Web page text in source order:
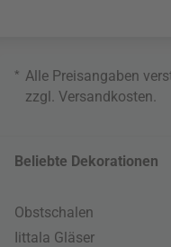
* Alle Preisangaben
zzgl. Versandkosten
Beliebte Dekorationen
Obstschalen
Iittala Gläser